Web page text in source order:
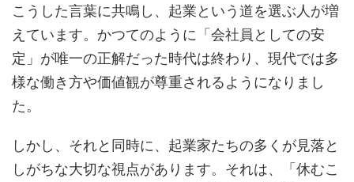
こうした言葉に共鳴し、起業という道を選ぶ人が増
えています。かつてのように「会社員としての安
定」が唯一の正解だった時代は終わり、現代では多
様な働き方や価値観が尊重されるようになりまし
た。
しかし、それと同時に、起業家たちの多くが見落と
しがちな大切な視点があります。それは、「休むこ